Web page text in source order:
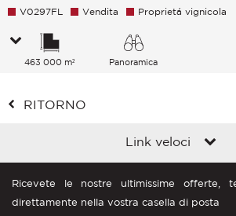
V0297FL Vendita Proprietá vignicola
463 000 m² Panoramica
RITORNO
Link veloci
Ricevete le nostre ultimissime offerte,
direttamente nella vostra casella di posta